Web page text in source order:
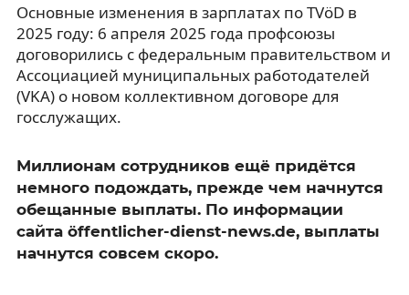
Основные изменения в зарплатах по TVöD в
2025 году: 6 апреля 2025 года профсоюзы
договорились с федеральным правительством и
Ассоциацией муниципальных работодателей
(VKA) о новом коллективном договоре для
госслужащих.
Миллионам сотрудников ещё придётся
немного подождать, прежде чем начнутся
обещанные выплаты. По информации
сайта öffentlicher-dienst-news.de, выплаты
начнутся совсем скоро.